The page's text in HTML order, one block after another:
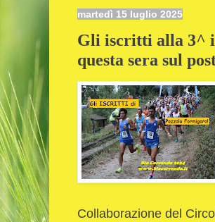
martedì 15 luglio 2025
Gli iscritti alla 3^ i
questa sera sul
Collaborazione del